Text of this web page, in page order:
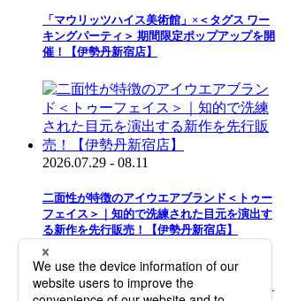
「マウリッツハイス美術館」×＜タグス ワー
キングパーティ＞ 期間限定ポップアップを開
催！【伊勢丹新宿店】
2026.07.29 - 08.11
二面性が特徴のアイウエアブランド＜トゥー
フェイス＞｜知的で洗練された目元を演出す
る新作を先行販売！【伊勢丹新宿店】